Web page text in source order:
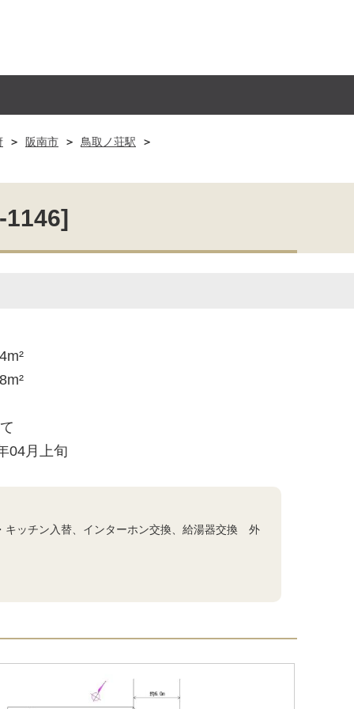
阪南市 鳥取ノ荘駅
04月上旬
キッチン入替、インターホン交換、給湯器交換 外